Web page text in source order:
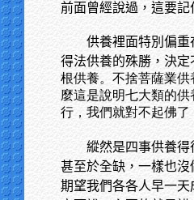
前面曾經說過，這要
供養裡面特別偏
得法供養的殊勝，決
根供養。不捨菩薩業
麼這是說明七大類的
行，我們就對不起佛了
縱然是四事供養得
甚至於全缺，一樣也
期望我們各各人早一